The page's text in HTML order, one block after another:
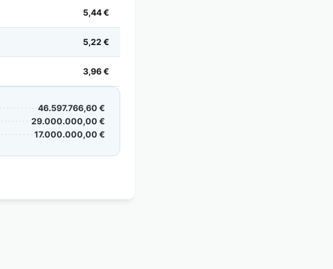
5,44 €
5,22 €
3,96 €
46.597.766,60 €
29.000.000,00 €
17.000.000,00 €